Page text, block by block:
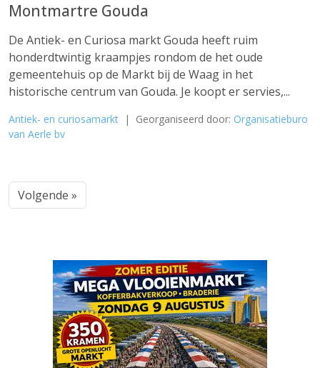
Montmartre Gouda
De Antiek- en Curiosa markt Gouda heeft ruim
honderdtwintig kraampjes rondom de het oude
gemeentehuis op de Markt bij de Waag in het
historische centrum van Gouda. Je koopt er servies,...
Antiek- en curiosamarkt | Georganiseerd door: Organisatieburo
van Aerle bv
Volgende »